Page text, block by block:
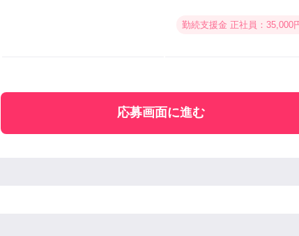
勤続支援金 正社員：35,000
応募画面に進む